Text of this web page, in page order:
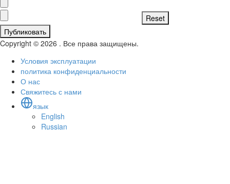
Публиковать
Copyright © 2026 . Все права защищены.
Условия эксплуатации
политика конфиденциальности
О нас
Свяжитесь с нами
язык
English
Russian